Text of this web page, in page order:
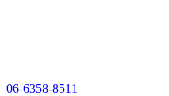
06-6358-8511